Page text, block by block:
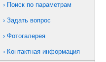
Поиск по параметрам
Задать вопрос
Фотогалерея
Контактная информация